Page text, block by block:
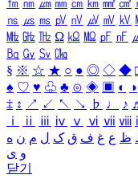
㎙ ㎚ ㎛ ㎜ ㎝ ㎞ ㎟ ㎠
㎱ ㎲ ㎳ ㎴ ㎵ ㎶ ㎷ ㎸
㎒ ㎓ ㎔ Ω ㏀ ㏁ ㎊ ㎋
㏃ ㏉ ㏜ ㏆
§ ※ ☆ ★ ○ ● ◎ ◇ ◆
♠ ♡ ♥ ♧ ♣ ⊙ ◈ ▣ ◐ ◑
‡ ↕ ↗ ↙ ↖ ↘ ♭ ♩ ♪
ⅰ
ⅱ ⅲ ⅳ ⅴ ⅵ ⅶ ⅷ
ظ ع غ ف ق ک ل م ن ه
و ی
닫기